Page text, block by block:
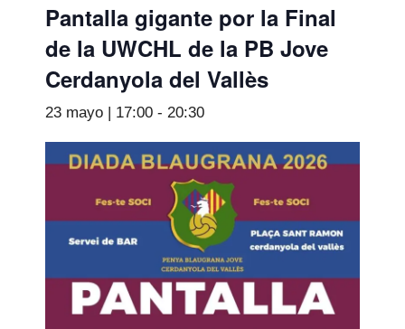
Pantalla gigante por la Final
de la UWCHL de la PB Jove
Cerdanyola del Vallès
23 mayo | 17:00 - 20:30